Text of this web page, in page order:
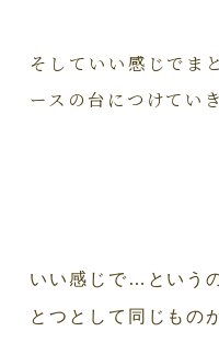
そしていい感じでま
ースの台につけてい
いい感じで…という
とつとして同じもの